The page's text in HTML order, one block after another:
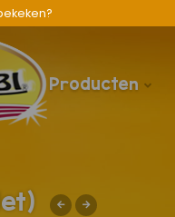
Producten